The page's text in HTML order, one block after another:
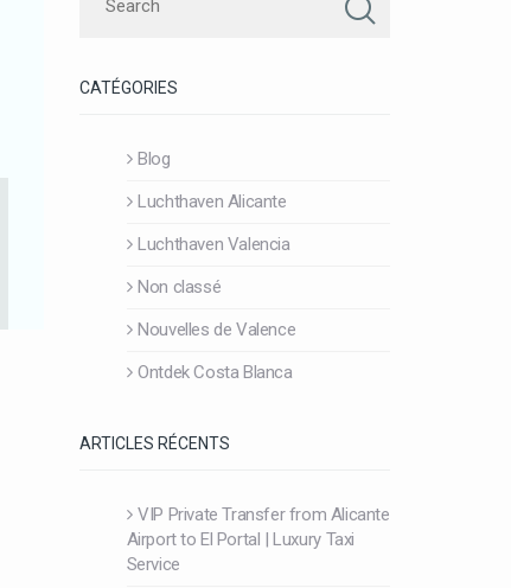
CATÉGORIES
Blog
Luchthaven Alicante
Luchthaven Valencia
Non classé
Nouvelles de Valence
Ontdek Costa Blanca
ARTICLES RÉCENTS
VIP Private Transfer from Alicante
Airport to El Portal | Luxury Taxi
Service